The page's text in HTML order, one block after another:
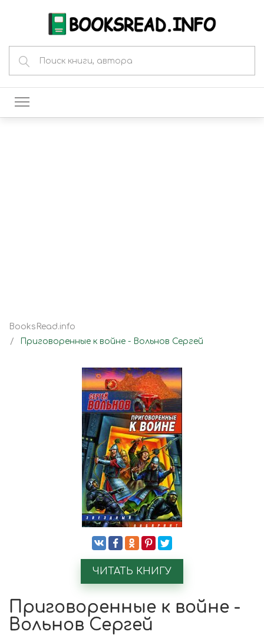
BooksRead.info
Приговоренные к войне - Вольнов Сергей
ЧИТАТЬ КНИГУ
Приговоренные к войне -
Вольнов Сергей